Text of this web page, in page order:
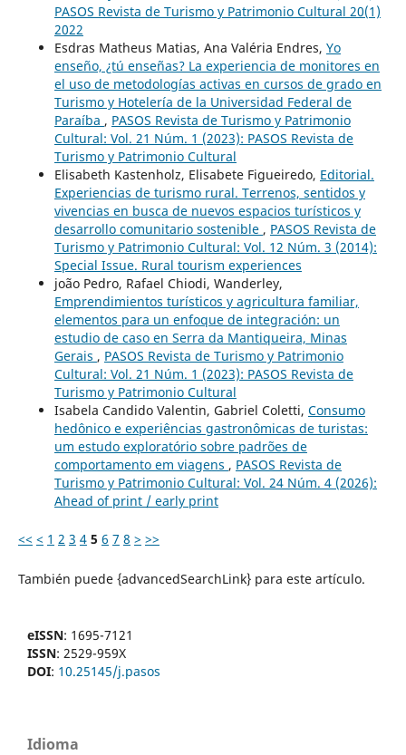
PASOS Revista de Turismo y Patrimonio Cultural 20(1)
2022
Esdras Matheus Matias, Ana Valéria Endres, Yo
enseño, ¿tú enseñas? La experiencia de monitores en
el uso de metodologías activas en cursos de grado en
Turismo y Hotelería de la Universidad Federal de
Paraíba , PASOS Revista de Turismo y Patrimonio
Cultural: Vol. 21 Núm. 1 (2023): PASOS Revista de
Turismo y Patrimonio Cultural
Elisabeth Kastenholz, Elisabete Figueiredo, Editorial.
Experiencias de turismo rural. Terrenos, sentidos y
vivencias en busca de nuevos espacios turísticos y
desarrollo comunitario sostenible , PASOS Revista de
Turismo y Patrimonio Cultural: Vol. 12 Núm. 3 (2014):
Special Issue. Rural tourism experiences
joão Pedro, Rafael Chiodi, Wanderley,
Emprendimientos turísticos y agricultura familiar,
elementos para un enfoque de integración: un
estudio de caso en Serra da Mantiqueira, Minas
Gerais , PASOS Revista de Turismo y Patrimonio
Cultural: Vol. 21 Núm. 1 (2023): PASOS Revista de
Turismo y Patrimonio Cultural
Isabela Candido Valentin, Gabriel Coletti, Consumo
hedônico e experiências gastronômicas de turistas:
um estudo exploratório sobre padrões de
comportamento em viagens , PASOS Revista de
Turismo y Patrimonio Cultural: Vol. 24 Núm. 4 (2026):
Ahead of print / early print
<< < 1 2 3 4 5 6 7 8 > >>
También puede {advancedSearchLink} para este artículo.
eISSN: 1695-7121
ISSN: 2529-959X
DOI: 10.25145/j.pasos
Idioma